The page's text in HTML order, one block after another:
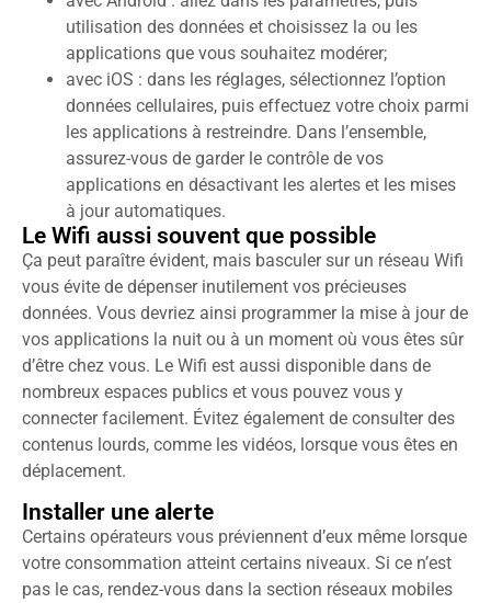
utilisation des données et choisissez la ou les
applications que vous souhaitez modérer;
avec iOS : dans les réglages, sélectionnez l’option
données cellulaires, puis effectuez votre choix parmi
les applications à restreindre. Dans l’ensemble,
assurez-vous de garder le contrôle de vos
applications en désactivant les alertes et les mises
à jour automatiques.
Le Wifi aussi souvent que possible
Ça peut paraître évident, mais basculer sur un réseau Wifi
vous évite de dépenser inutilement vos précieuses
données. Vous devriez ainsi programmer la mise à jour de
vos applications la nuit ou à un moment où vous êtes sûr
d’être chez vous. Le Wifi est aussi disponible dans de
nombreux espaces publics et vous pouvez vous y
connecter facilement. Évitez également de consulter des
contenus lourds, comme les vidéos, lorsque vous êtes en
déplacement.
Installer une alerte
Certains opérateurs vous préviennent d’eux même lorsque
votre consommation atteint certains niveaux. Si ce n’est
pas le cas, rendez-vous dans la section réseaux mobiles